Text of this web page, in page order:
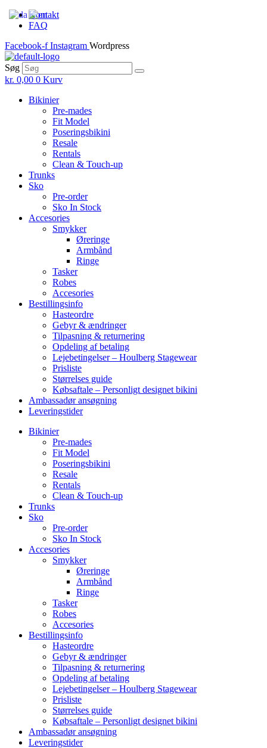
Skip
content
Kontakt
FAQ
Facebook-f Instagram Wordpress
Søg
kr. 0,00 0 Kurv
Bikinier
Pre-mades
Fit Model
Poseringsbikini
Resale
Rentals
Clean & Touch-up
Trunks
Sko
Pre-order
Sko In Stock
Accesories
Smykker
Øreringe
Armbånd
Ringe
Tasker
Robes
Accesories
Bestillingsinfo
Hasteordre
Gebyr & ændringer
Tilpasning & returnering
Opdeling af betaling
Lejebetingelser – Houlberg Stagewear
Prisliste
Størrelses guide
Købsaftale – Personligt designet bikini
Ambassadør ansøgning
Leveringstider
Bikinier
Pre-mades
Fit Model
Poseringsbikini
Resale
Rentals
Clean & Touch-up
Trunks
Sko
Pre-order
Sko In Stock
Accesories
Smykker
Øreringe
Armbånd
Ringe
Tasker
Robes
Accesories
Bestillingsinfo
Hasteordre
Gebyr & ændringer
Tilpasning & returnering
Opdeling af betaling
Lejebetingelser – Houlberg Stagewear
Prisliste
Størrelses guide
Købsaftale – Personligt designet bikini
Ambassadør ansøgning
Leveringstider